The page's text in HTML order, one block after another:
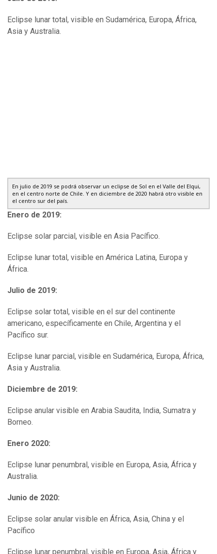
Eclipse lunar total, visible en Sudamérica, Europa, África,
Asia y Australia.
En julio de 2019 se podrá observar un eclipse de Sol en el Valle del Elqui,
en el centro norte de Chile. Y en diciembre de 2020 habrá otro visible en
el centro sur del país.
Enero de 2019:
Eclipse solar parcial, visible en Asia Pacífico.
Eclipse lunar total, visible en América Latina, Europa y
África.
Julio de 2019:
Eclipse solar total, visible en el sur del continente
americano, específicamente en Chile, Argentina y el
Pacífico sur.
Eclipse lunar parcial, visible en Sudamérica, Europa, África,
Asia y Australia.
Diciembre de 2019:
Eclipse anular visible en Arabia Saudita, India, Sumatra y
Borneo.
Enero 2020:
Eclipse lunar penumbral, visible en Europa, Asia, África y
Australia.
Junio de 2020:
Eclipse solar anular visible en África, Asia, China y el
Pacífico
Eclipse lunar penumbral, visible en Europa, Asia, África y